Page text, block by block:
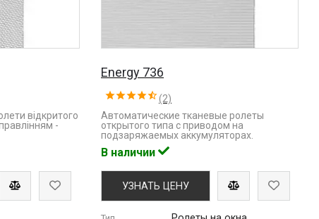
відкритого
-
Energy 736
(2)
Автоматические тканевые ролеты
открытого типа с приводом на
подзаряжаемых аккумуляторах.
В наличии
УЗНАТЬ ЦЕНУ